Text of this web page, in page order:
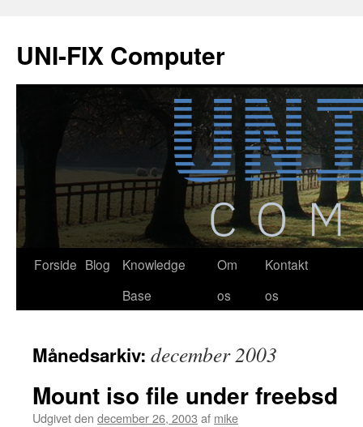
indhold
UNI-FIX Computer
Forside Blog
Knowledge
Base
Om
os
Kontakt
os
Månedsarkiv: december 2003
Mount iso file under freebsd
Udgivet den december 26, 2003 af mike